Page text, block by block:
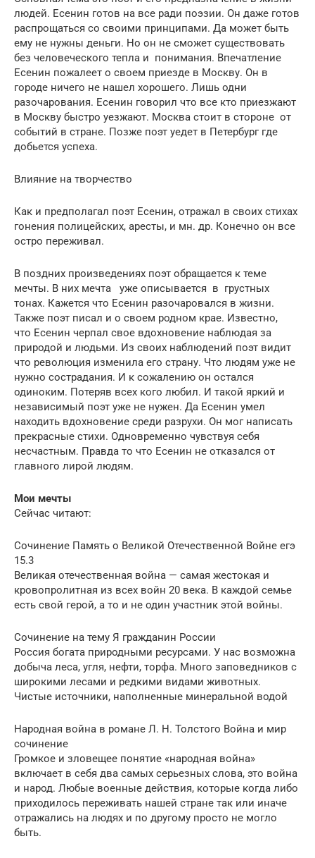
людей. Есенин готов на все ради поэзии. Он даже готов
распрощаться со своими принципами. Да может быть
ему не нужны деньги. Но он не сможет существовать
без человеческого тепла и понимания. Впечатление
Есенин пожалеет о своем приезде в Москву. Он в
городе ничего не нашел хорошего. Лишь одни
разочарования. Есенин говорил что все кто приезжают
в Москву быстро уезжают. Москва стоит в стороне от
событий в стране. Позже поэт уедет в Петербург где
добьется успеха.
Влияние на творчество
Как и предполагал поэт Есенин, отражал в своих стихах
гонения полицейских, аресты, и мн. др. Конечно он все
остро переживал.
В поздних произведениях поэт обращается к теме
мечты. В них мечта уже описывается в грустных
тонах. Кажется что Есенин разочаровался в жизни.
Также поэт писал и о своем родном крае. Известно,
что Есенин черпал свое вдохновение наблюдая за
природой и людьми. Из своих наблюдений поэт видит
что революция изменила его страну. Что людям уже не
нужно сострадания. И к сожалению он остался
одиноким. Потеряв всех кого любил. И такой яркий и
независимый поэт уже не нужен. Да Есенин умел
находить вдохновение среди разрухи. Он мог написать
прекрасные стихи. Одновременно чувствуя себя
несчастным. Правда то что Есенин не отказался от
главного лирой людям.
Мои мечты
Сейчас читают:
Сочинение Память о Великой Отечественной Войне егэ
15.3
Великая отечественная война — самая жестокая и
кровопролитная из всех войн 20 века. В каждой семье
есть свой герой, а то и не один участник этой войны.
Сочинение на тему Я гражданин России
Россия богата природными ресурсами. У нас возможна
добыча леса, угля, нефти, торфа. Много заповедников с
широкими лесами и редкими видами животных.
Чистые источники, наполненные минеральной водой
Народная война в романе Л. Н. Толстого Война и мир
сочинение
Громкое и зловещее понятие «народная война»
включает в себя два самых серьезных слова, это война
и народ. Любые военные действия, которые когда либо
приходилось переживать нашей стране так или иначе
отражались на людях и по другому просто не могло
быть.